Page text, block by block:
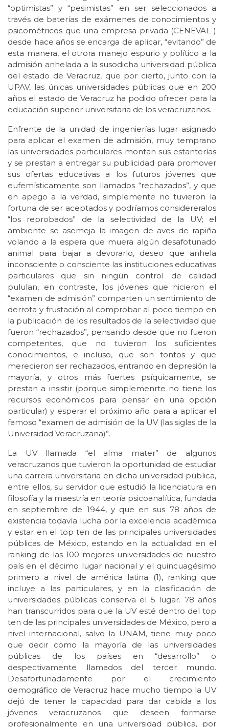
“optimistas” y “pesimistas” en ser seleccionados a
través de baterías de exámenes de conocimientos y
psicométricos que una empresa privada (CENEVAL )
desde hace años se encarga de aplicar, “evitando” de
esta manera, el otrora manejo espurio y político a la
admisión anhelada a la susodicha universidad pública
del estado de Veracruz, que por cierto, junto con la
UPAV, las únicas universidades públicas que en 200
años el estado de Veracruz ha podido ofrecer para la
educación superior universitaria de los veracruzanos.
Enfrente de la unidad de ingenierías lugar asignado
para aplicar el examen de admisión, muy temprano
las universidades particulares montan sus estanterías
y se prestan a entregar su publicidad para promover
sus ofertas educativas a los futuros jóvenes que
eufemísticamente son llamados “rechazados”, y que
en apego a la verdad, simplemente no tuvieron la
fortuna de ser aceptados y podríamos considereralos
“los reprobados” de la selectividad de la UV; el
ambiente se asemeja la imagen de aves de rapiña
volando a la espera que muera algún desafotunado
animal para bajar a devorarlo, deseo que anhela
inconsciente o consciente las instituciones educativas
particulares que sin ningún control de calidad
pululan, en contraste, los jóvenes que hicieron el
“examen de admisión” comparten un sentimiento de
derrota y frustación al comprobar al poco tiempo en
la publicación de los resultados de la selectividad que
fueron “rechazados”, pensando desde que no fueron
competentes, que no tuvieron los suficientes
conocimientos, e incluso, que son tontos y que
merecieron ser rechazados, entrando en depresión la
mayoría, y otros más fuertes psíquicamente, se
prestan a insistir (porque simplemenrte no tiene los
recursos económicos para pensar en una opción
particular) y esperar el próximo año para a aplicar el
famoso “examen de admisión de la UV (las siglas de la
Universidad Veracruzana)”.
La UV llamada “el alma mater” de algunos
veracruzanos que tuvieron la oportunidad de estudiar
una carrera universitaria en dicha universidad pública,
entre ellos, su servidor que estudió la licenciatura en
filosofía y la maestría en teoría psicoanalítica, fundada
en septiembre de 1944, y que en sus 78 años de
existencia todavía lucha por la excelencia académica
y estar en el top ten de las principales universidades
públicas de México, estando en la actualidad en el
ranking de las 100 mejores universidades de nuestro
país en el décimo lugar nacional y el quincuagésimo
primero a nivel de américa latina (1), ranking que
incluye a las particulares, y en la clasificación de
universidades públicas conserva el 5 lugar. 78 años
han transcurridos para que la UV esté dentro del top
ten de las principales universidades de México, pero a
nivel internacional, salvo la UNAM, tiene muy poco
que decir como la mayoría de las universidades
públicas de los países en “desarrollo” o
despectivamente llamados del tercer mundo.
Desafortunadamente por el crecimiento
demográfico de Veracruz hace mucho tiempo la UV
dejó de tener la capacidad para dar cabida a los
jóvenes veracruzanos que deseen formarse
profesionalmente en una universidad pública, por